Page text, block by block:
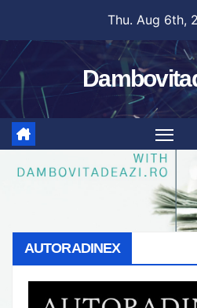
content
Thu. Aug 6th,
AUTORADINEX